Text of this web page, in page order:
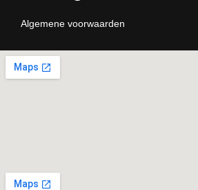
Algemene voorwaarden